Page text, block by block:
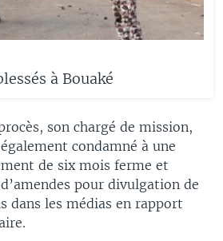
à Bouaké
son chargé de mission,
condamné à une
de six mois ferme et
pour divulgation de
dans les médias en rapport